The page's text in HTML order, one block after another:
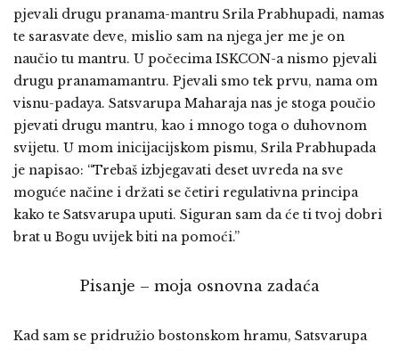
pjevali drugu pranama-mantru Srila Prabhupadi, namas
te sarasvate deve, mislio sam na njega jer me je on
naučio tu mantru. U počecima ISKCON-a nismo pjevali
drugu pranamamantru. Pjevali smo tek prvu, nama om
visnu-padaya. Satsvarupa Maharaja nas je stoga poučio
pjevati drugu mantru, kao i mnogo toga o duhovnom
svijetu. U mom inicijacijskom pismu, Srila Prabhupada
je napisao: “Trebaš izbjegavati deset uvreda na sve
moguće načine i držati se četiri regulativna principa
kako te Satsvarupa uputi. Siguran sam da će ti tvoj dobri
brat u Bogu uvijek biti na pomoći.”
Pisanje – moja osnovna zadaća
Kad sam se pridružio bostonskom hramu, Satsvarupa